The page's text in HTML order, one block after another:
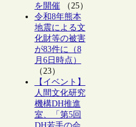
を開催（25）
令和8年熊本
地震による文
化財等の被害
が83件に（8
月6日時点）
（23）
【イベント】
人間文化研究
機構DH推進
室、「第5回
DH若手の会